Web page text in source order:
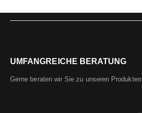
UMFANGREICHE BERATUNG
Gerne beraten wir Sie zu unseren Produkten